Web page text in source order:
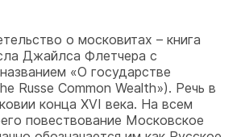
о московитах – книга
Джайлса Флетчера с
«О государстве
Russe Common Wealth»). Речь в
конца XVI века. На всем
повествование Московское